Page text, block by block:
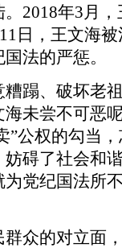
2018年3月
日，王文海
法的严惩。
蹋、破坏老
未尝不可恶
”公权的勾当
碍了社会和
党纪国法所
众的对立面